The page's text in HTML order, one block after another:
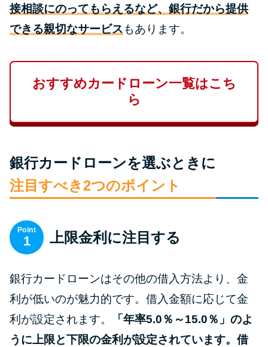
へのバレにくさや将来への影響
を解説
ソフト闇金とは？悪質な手口に
は要注意！
てはいけない理由と借りた場合
申し込みブラックとは?判断の目
安や審査に通らない理由
ブラックでもお金を借りるに
アコムはブラックでも審査に通
る？ 自分がブラックか確かめる
方法
接相談にのってもらえるなど、銀行だから提供
できる親切なサービスもあります。
おすすめカードローン一覧はこち
ら
銀行カードローンを選ぶときに
注目すべき2つのポイント
Point
1 上限金利に注目する
銀行カードローンはその他の借入方法より、金
利が低いのが魅力的です。借入金額に応じて金
利が設定されます。
「年率5.0％～15.0％」のよ
うに上限と下限の金利が設定されています。借